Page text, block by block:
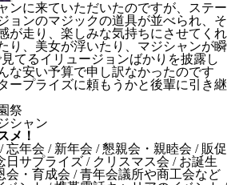
ンに来ていただいたのですが、ステー
ョンのマジックの道具が並べられ、そ
が走り、楽しみな気持ちにさせてくれ
り、美女が浮いたり、マジシャンが瞬
てるイリュージョンばかりを披露し
な安い予算で申し訳なかったのです
ープライズに頼もうかと後輩に引き継
祭
シャン
メ！
年会 / 新年会 / 懇親会・親睦会 / 販促
日サプライズ / クリスマス会 / お誕生
会・育成会 / 青年会議所や商工会など